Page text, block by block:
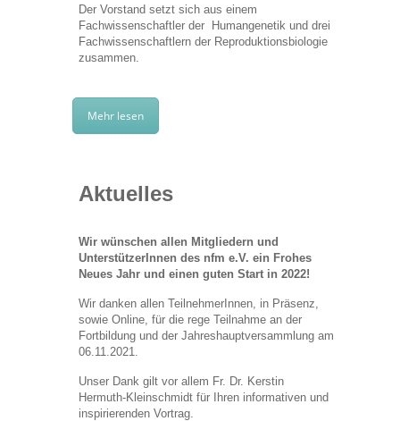
Der Vorstand setzt sich aus einem
Fachwissenschaftler der Humangenetik und drei
Fachwissenschaftlern der Reproduktionsbiologie
zusammen.
Mehr lesen
Aktuelles
Wir wünschen allen Mitgliedern und
UnterstützerInnen des nfm e.V. ein Frohes
Neues Jahr und einen guten Start in 2022!
Wir danken allen TeilnehmerInnen, in Präsenz,
sowie Online, für die rege Teilnahme an der
Fortbildung und der Jahreshauptversammlung am
06.11.2021.
Unser Dank gilt vor allem Fr. Dr. Kerstin
Hermuth-Kleinschmidt für Ihren informativen und
inspirierenden Vortrag.